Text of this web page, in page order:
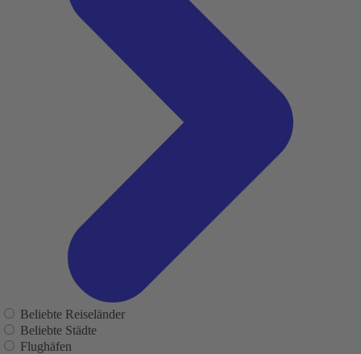
Beliebte Reiseländer
Beliebte Städte
Flughäfen